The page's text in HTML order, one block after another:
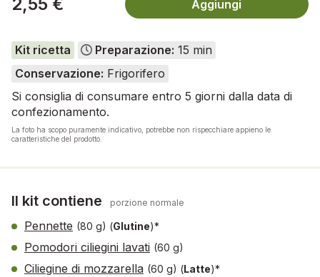
Aggiungi
Kit ricetta Preparazione: 15 min
Conservazione: Frigorifero
Si consiglia di consumare entro 5 giorni dalla data di
confezionamento.
La foto ha scopo puramente indicativo, potrebbe non rispecchiare appieno le
caratteristiche del prodotto.
Il kit contiene porzione normale
Pennette (80 g) (Glutine)*
Pomodori ciliegini lavati (60 g)
Ciliegine di mozzarella (60 g) (Latte)*